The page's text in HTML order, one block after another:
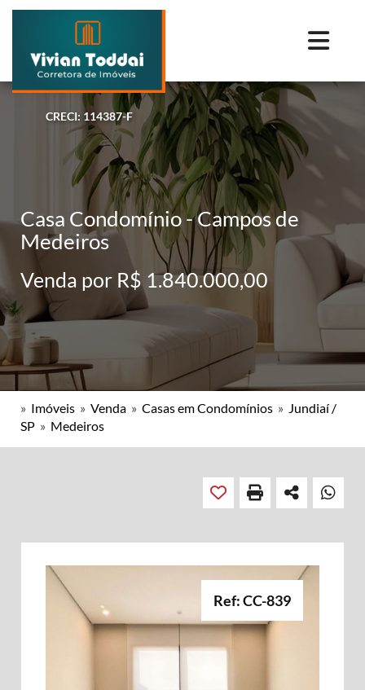
CRECI: 114387-F
Casa Condomínio - Campos de
Medeiros
Venda por R$ 1.840.000,00
» Imóveis » Venda » Casas em Condomínios » Jundiaí /
SP » Medeiros
Ref: CC-839